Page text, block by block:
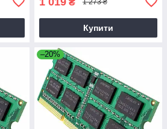
1 273 ₴
Купити
–20%